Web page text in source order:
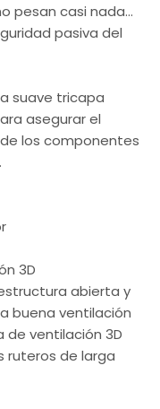
pesan casi nada…
pasiva del
suave tricapa
asegurar el
los componentes
3D
abierta y
buena ventilación
de ventilación 3D
ruteros de larga